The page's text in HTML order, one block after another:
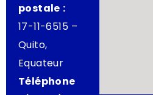
postale :
17-11-6515 –
Quito,
Equateur
Téléphone